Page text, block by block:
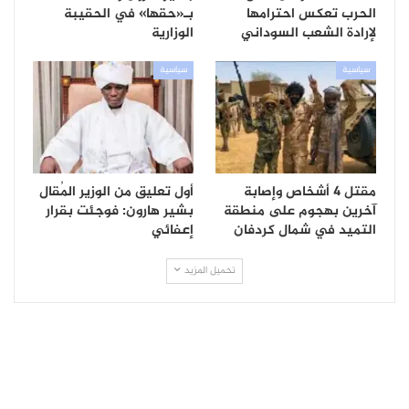
الحرب تعكس احترامها
لإرادة الشعب السوداني
بـ«حقها» في الحقيبة
الوزارية
سياسية
مقتل 4 أشخاص وإصابة
آخرين بهجوم على منطقة
التميد في شمال كردفان
سياسية
أول تعليق من الوزير المُقال
بشير هارون: فوجئت بقرار
إعفائي
تحميل المزيد